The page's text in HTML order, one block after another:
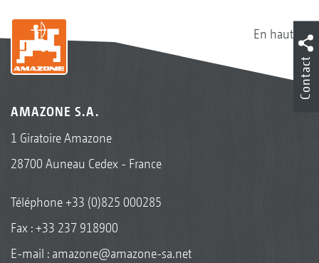
En haut
AMAZONE S.A.
1 Giratoire Amazone
28700 Auneau Cedex - France
Téléphone+33 (0)825 000285
Fax : +33 237 918900
E-mail : amazone@amazone-sa.net
Contact